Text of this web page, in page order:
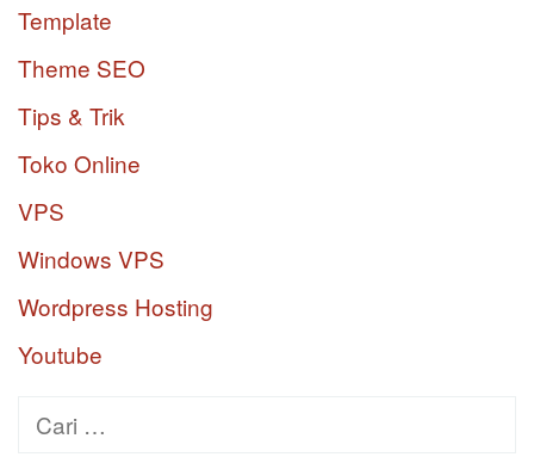
Template
Theme SEO
Tips & Trik
Toko Online
VPS
Windows VPS
Wordpress Hosting
Youtube
Cari